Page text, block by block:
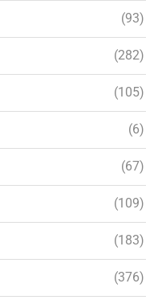
(93)
(282)
(105)
(6)
(67)
(109)
(183)
(376)